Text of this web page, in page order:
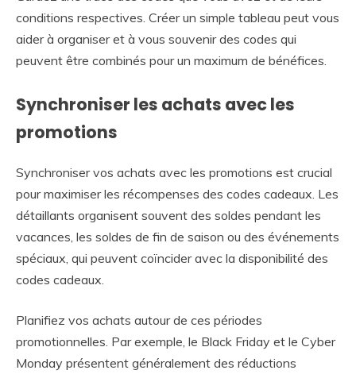
conditions respectives. Créer un simple tableau peut vous
aider à organiser et à vous souvenir des codes qui
peuvent être combinés pour un maximum de bénéfices.
Synchroniser les achats avec les
promotions
Synchroniser vos achats avec les promotions est crucial
pour maximiser les récompenses des codes cadeaux. Les
détaillants organisent souvent des soldes pendant les
vacances, les soldes de fin de saison ou des événements
spéciaux, qui peuvent coïncider avec la disponibilité des
codes cadeaux.
Planifiez vos achats autour de ces périodes
promotionnelles. Par exemple, le Black Friday et le Cyber
Monday présentent généralement des réductions